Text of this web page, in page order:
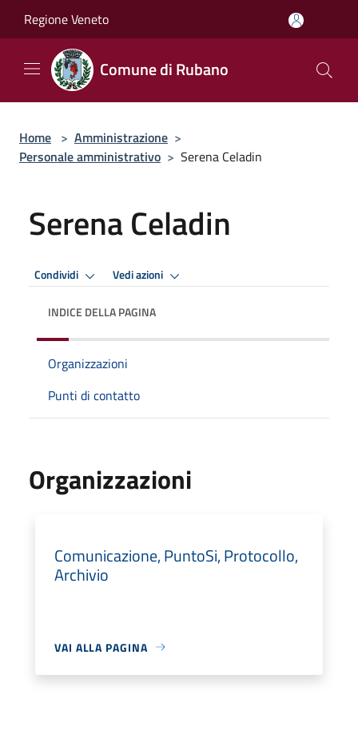
Regione Veneto
Comune di Rubano
Home > Amministrazione >
Personale amministrativo > Serena Celadin
Serena Celadin
Condividi Vedi azioni
INDICE DELLA PAGINA
Organizzazioni
Punti di contatto
Organizzazioni
Comunicazione, PuntoSi, Protocollo,
Archivio
VAI ALLA PAGINA